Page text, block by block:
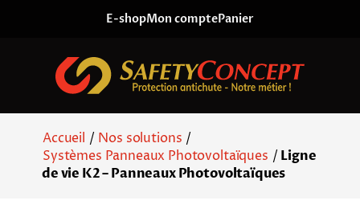
E-shopMon comptePanier
Accueil / Nos solutions /
Systèmes Panneaux Photovoltaïques / Ligne
de vie K2 – Panneaux Photovoltaïques